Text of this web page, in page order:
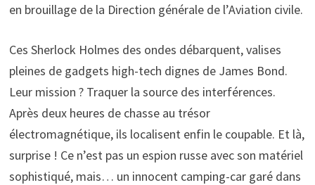
en brouillage de la Direction générale de l’Aviation civile.
Ces Sherlock Holmes des ondes débarquent, valises
pleines de gadgets high-tech dignes de James Bond.
Leur mission ? Traquer la source des interférences.
Après deux heures de chasse au trésor
électromagnétique, ils localisent enfin le coupable. Et là,
surprise ! Ce n’est pas un espion russe avec son matériel
sophistiqué, mais… un innocent camping-car garé dans